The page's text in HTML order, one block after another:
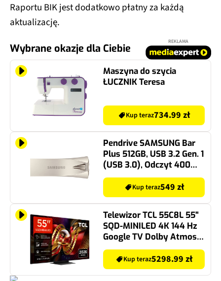
Raportu BIK jest dodatkowo płatny za każdą
aktualizację.
Wybrane okazje dla Ciebie
REKLAMA
Maszyna do szycia
ŁUCZNIK Teresa
Kup teraz734.99 zł
Pendrive SAMSUNG Bar
Plus 512GB, USB 3.2 Gen. 1
(USB 3.0), Odczyt 400
Mb/s Srebrny
Kup teraz549 zł
Telewizor TCL 55C8L 55"
SQD-MINILED 4K 144 Hz
Google TV Dolby Atmos
Dolby Vision HDMI 2.1
Kup teraz5298.99 zł